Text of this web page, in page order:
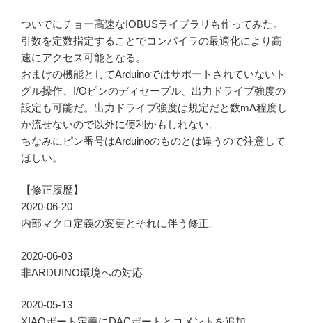
ついでにチョー高速なIOBUSライブラリも作ってみた。
引数を定数指定することでコンパイラの最適化により高
速にアクセス可能となる。
おまけの機能としてArduinoではサポートされていないト
グル操作、I/Oピンのディセーブル、出力ドライブ強度の
設定も可能だ。出力ドライブ強度は規定だと数mA程度し
か流せないので以外に便利かもしれない。
ちなみにピン番号はArduinoのものとは違うので注意して
ほしい。
【修正履歴】
2020-06-20
内部マクロ定義の変更とそれに伴う修正。
2020-06-03
非ARDUINO環境への対応
2020-05-13